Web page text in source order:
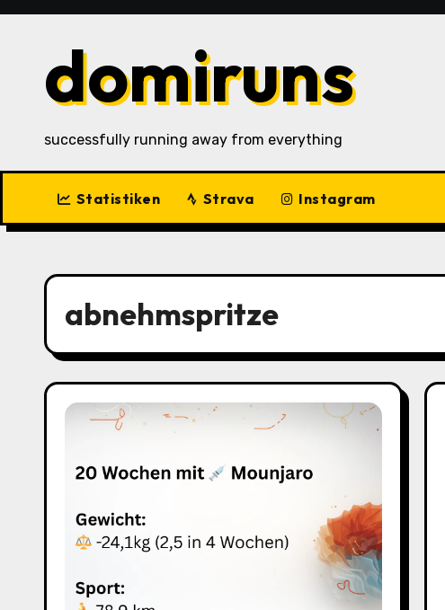
Zu
springendomiruns
successfully running away from everything
Statistiken Strava Instagram
abnehmspritze